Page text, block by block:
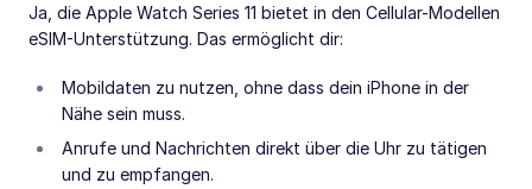
Ja, die Apple Watch Series 11 bietet in den Cellular-Modellen
eSIM-Unterstützung. Das ermöglicht dir:
Mobildaten zu nutzen, ohne dass dein iPhone in der
Nähe sein muss.
Anrufe und Nachrichten direkt über die Uhr zu tätigen
und zu empfangen.